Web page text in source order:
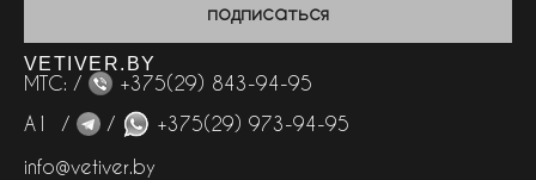
подписаться
VETIVER.BY
МТС: /
+375(29) 843-94-95
А1 /
/
+375(29) 973-94-95
info@vetiver.by